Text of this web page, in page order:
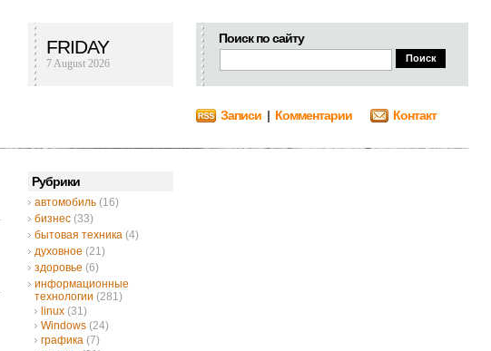
Поиск по сайту
FRIDAY
7 August 2026
Записи | Комментарии Контакт
Рубрики
автомобиль (16)
бизнес (33)
бытовая техника (4)
духовное (21)
здоровье (6)
информационные
технологии (281)
linux (31)
Windows (24)
графика (7)